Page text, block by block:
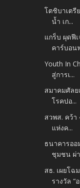
โตชิบาเตรี
น้ำ เก...
แกร็บ ผุดฟี
คาร์บอน
Youth In
สู่การเ...
สมาคมศัลย
โรคปอ...
สวพส. คว้า
แห่งค...
ธนาคารอ
ชุมชน ผ่
สธ. เผยโฉ
รางวัล “